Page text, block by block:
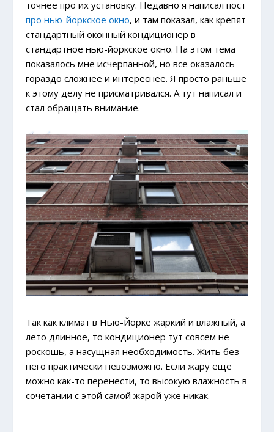
точнее про их установку. Недавно я написал пост
про нью-йоркское окно, и там показал, как крепят
стандартный оконный кондиционер в
стандартное нью-йоркское окно. На этом тема
показалось мне исчерпанной, но все оказалось
гораздо сложнее и интереснее. Я просто раньше
к этому делу не присматривался. А тут написал и
стал обращать внимание.
Так как климат в Нью-Йорке жаркий и влажный, а
лето длинное, то кондиционер тут совсем не
роскошь, а насущная необходимость. Жить без
него практически невозможно. Если жару еще
можно как-то перенести, то высокую влажность в
сочетании с этой самой жарой уже никак.